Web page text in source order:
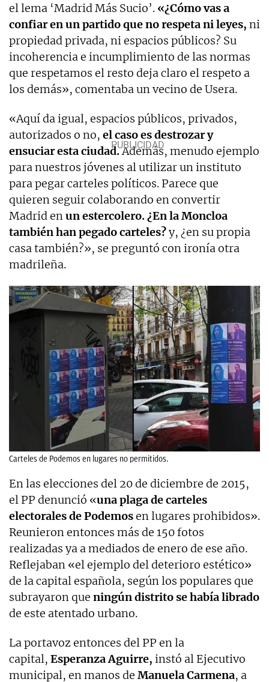
el lema ‘Madrid Más Sucio’. «¿Cómo vas a
confiar en un partido que no respeta ni leyes, ni
propiedad privada, ni espacios públicos? Su
incoherencia e incumplimiento de las normas
que respetamos el resto deja claro el respeto a
los demás», comentaba un vecino de Usera.
«Aquí da igual, espacios públicos, privados,
autorizados o no, el caso es destrozar y
ensuciar esta ciudad.Además, menudo ejemplo
para nuestros jóvenes al utilizar un instituto
para pegar carteles políticos. Parece que
quieren seguir colaborando en convertir
Madrid enun estercolero. ¿En la Moncloa
también han pegado carteles?y, ¿en su propia
casa también?», se preguntó con ironía otra
madrileña.
Carteles de Podemos en lugares no permitidos.
En las elecciones del 20 de diciembre de 2015,
el PP denunció «una plaga de carteles
electorales de Podemosen lugares prohibidos».
Reunieron entonces más de 150 fotos
realizadas ya a mediados de enero de ese año.
Reflejaban «el ejemplo del deterioro estético»
de la capital española, según los populares que
subrayaron que ningún distrito se había librado
de este atentado urbano.
La portavoz entonces del PP en la
capital, Esperanza Aguirre, instó al Ejecutivo
municipal, en manos de Manuela Carmena, a